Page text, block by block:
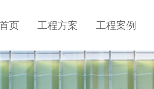
页 工程方案 工程案例